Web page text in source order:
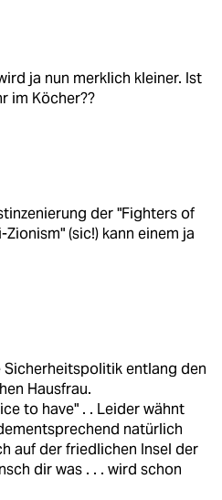
ja nun merklich kleiner. Ist
im Köcher??
der "Fighters of
(sic!) kann einem ja
Sicherheitspolitik entlang den
Hausfrau.
to have" . . Leider wähnt
natürlich
auf der friedlichen Insel der
dir was . . . wird schon